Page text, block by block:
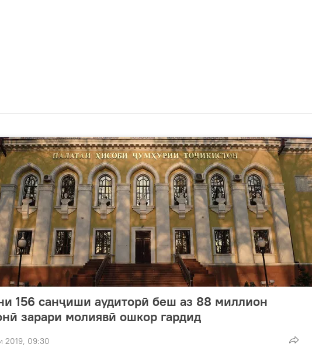
156 санҷиши аудиторӣ беш аз 88 миллион
зарари молиявӣ ошкор гардид
2019, 09:30